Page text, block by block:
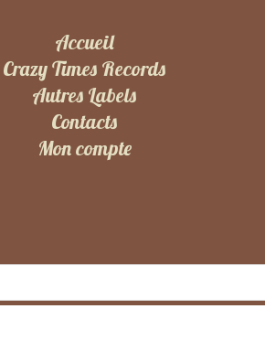
Accueil
Crazy Times Records
Autres Labels
Contacts
Mon compte